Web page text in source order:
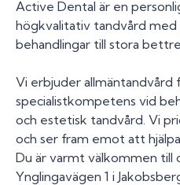
Active Dental är en
högkvalitativ tandvård med
behandlingar till stora
Vi erbjuder allmäntandvård
specialistkompetens vid
och estetisk tandvård. Vi
och ser fram emot att
Du är varmt välkommen till
Ynglingavägen 1 i